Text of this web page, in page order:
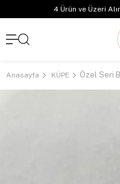
4 Ürün ve Üzeri
Anasayfa KÜPE Özel Seri